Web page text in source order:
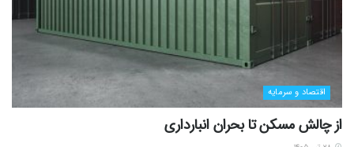
اقتصاد و سرمایه
از چالش مسکن تا بحران انبارداری